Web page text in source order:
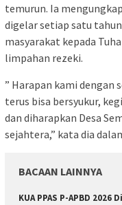
temurun. Ia
digelar setiap satu
masyarakat kepada
limpahan rezeki.
” Harapan kami dengan
terus bisa bersyukur,
dan diharapkan Desa
sejahtera,” kata dia
BACAAN LAINNYA
KUA PPAS P-APBD